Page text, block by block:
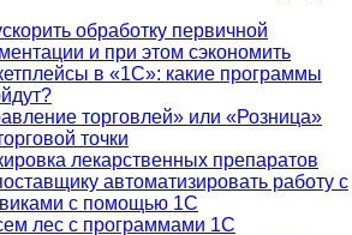
обработку первичной
и при этом сэкономить
в «1С»: какие программы
торговлей» или «Розница»
точки
лекарственных препаратов
автоматизировать работу с
с помощью 1С
лес с программами 1С